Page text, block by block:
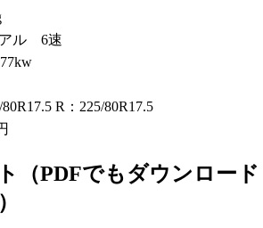
ル 6速
R：225/80R17.5
（PDFでもダウンロード